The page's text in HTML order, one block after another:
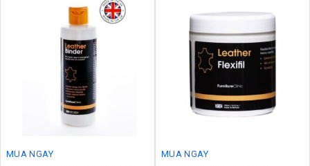
options
chosen
MUA NGAY MUA NGAY